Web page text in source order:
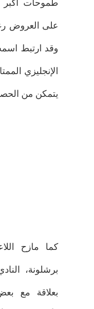
طموحات أكبر
على العروض
وقد ارتبط
الإنجليزي
يتمكن من
كما مازح
برشلونة،
بعلاقة مع